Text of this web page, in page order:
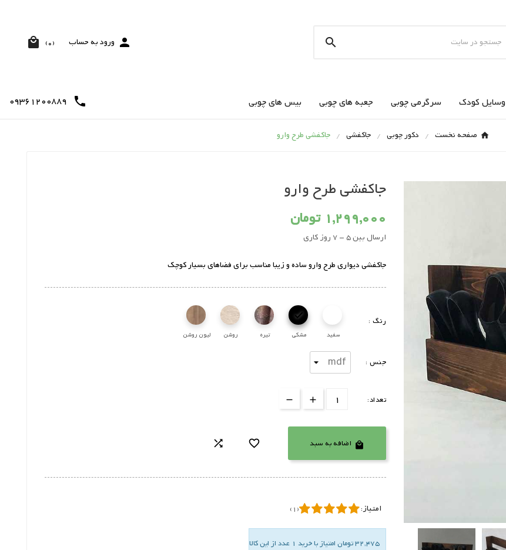

 ورود به حساب  (0)
وسایل کودک سرگرمی چوبی جعبه های چوبی بیس های چوبی 
09361200889
صفحه نخست دکور چوبی جاکفشی جاکفشی طرح وارو
جاکفشی طرح وارو
1,299,000 تومان
ارسال بین 5 - 7 روز کاری
جاکفشی دیواری طرح وارو ساده و زیبا مناسب برای فضاهای بسیار کوچک
رنگ :
سفید مشکی

تیره روشن لیون روشن
جنس :
تعداد:
 اضافه به سبد 

امتیاز: (1)
32,475 تومان امتیاز با خرید 1 عدد از این کالا